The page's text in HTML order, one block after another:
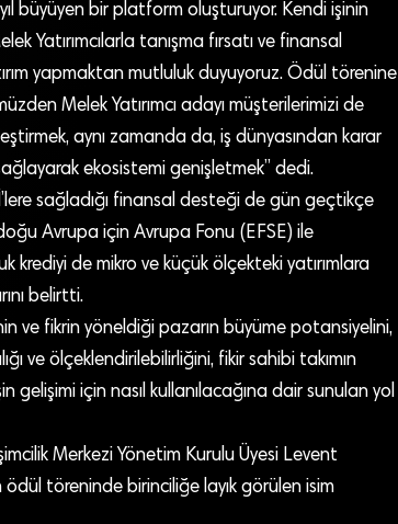
büyüyen bir platform oluşturuyor. Kendi işinin
Yatırımcılarla tanışma fırsatı ve finansal
yapmaktan mutluluk duyuyoruz. Ödül törenine
Melek Yatırımcı adayı müşterilerimizi de
aynı zamanda da, iş dünyasından karar
ekosistemi genişletmek” dedi.
sağladığı finansal desteği de gün geçtikçe
Avrupa için Avrupa Fonu (EFSE) ile
krediyi de mikro ve küçük ölçekteki yatırımlara
belirtti.
ve fikrin yöneldiği pazarın büyüme potansiyelini,
ve ölçeklendirilebilirliğini, fikir sahibi takımın
gelişimi için nasıl kullanılacağına dair sunulan yol
Merkezi Yönetim Kurulu Üyesi Levent
ödül töreninde birinciliğe layık görülen isim